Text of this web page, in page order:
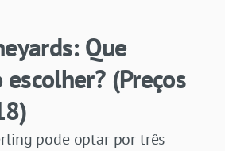
Que
(Preços
pode optar por três